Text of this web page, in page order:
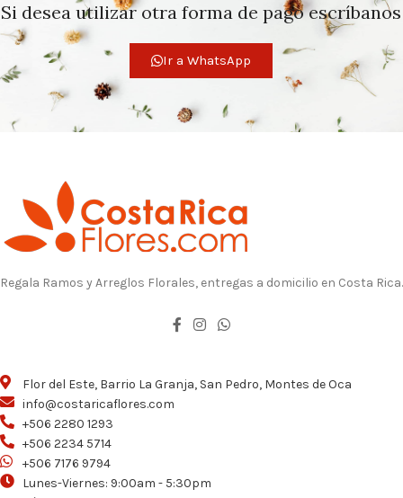
Si desea utilizar otra forma de pago escríbanos
Ir a WhatsApp
Regala Ramos y Arreglos Florales, entregas a domicilio en Costa Rica.
Flor del Este, Barrio La Granja, San Pedro, Montes de Oca
info@costaricaflores.com
+506 2280 1293
+506 2234 5714
+506 7176 9794
Lunes-Viernes: 9:00am - 5:30pm